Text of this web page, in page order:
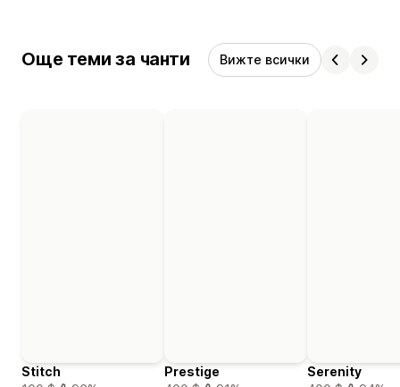
Още теми за чанти Вижте всички
Stitch
Prestige
Serenity